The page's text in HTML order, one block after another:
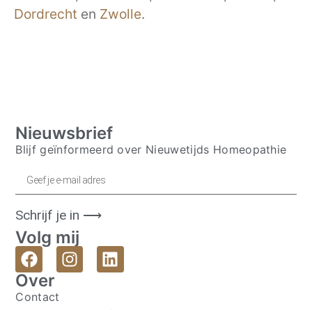
Dordrecht en Zwolle.
Nieuwsbrief
Blijf geïnformeerd over Nieuwetijds Homeopathie
Schrijf je in ⟶
Volg mij
Over
Contact